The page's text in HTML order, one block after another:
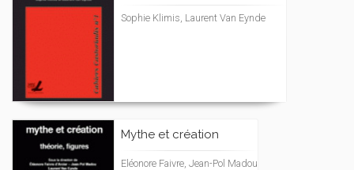
Sophie Klimis, Laurent Van Eynde
Mythe et création
Eléonore Faivre, Jean-Pol Madou